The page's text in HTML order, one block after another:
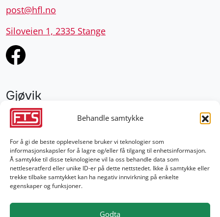
Behandle samtykke
For å gi de beste opplevelsene bruker vi teknologier som
informasjonskapsler for å lagre og/eller få tilgang til enhetsinformasjon.
Å samtykke til disse teknologiene vil la oss behandle data som
nettleseratferd eller unike ID-er på dette nettstedet. Ikke å samtykke eller
trekke tilbake samtykket kan ha negativ innvirkning på enkelte
egenskaper og funksjoner.
Godta
post@hfl.no
Siloveien 1, 2335 Stange
Gjøvik
952 28 000
Damvegen 4, 2827 Hunndalen